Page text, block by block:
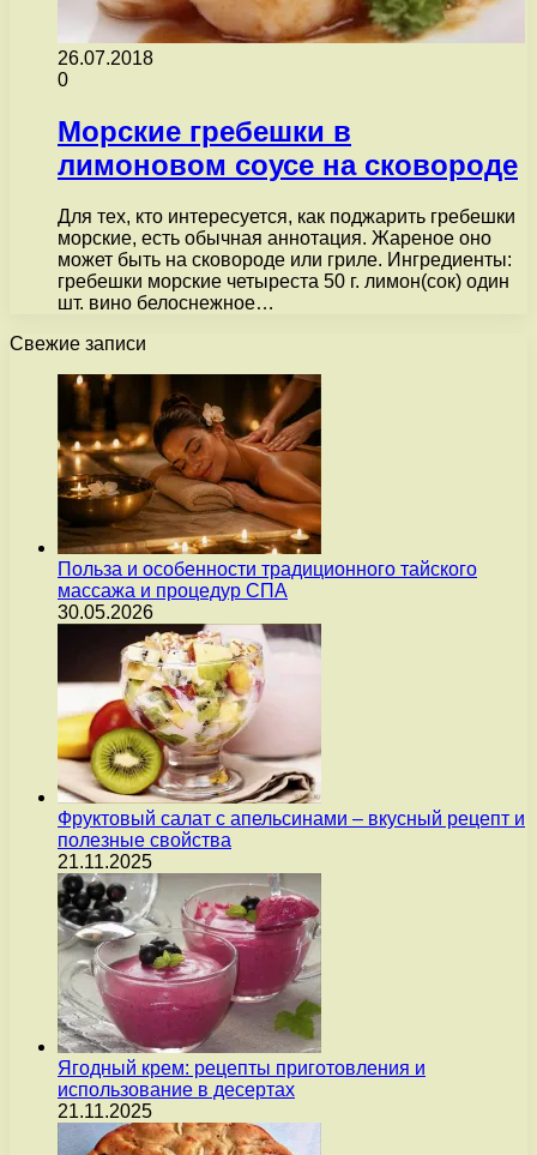
26.07.2018
0
Морские гребешки в
лимоновом соусе на сковороде
Для тех, кто интересуется, как поджарить гребешки
морские, есть обычная аннотация. Жареное оно
может быть на сковороде или гриле. Ингредиенты:
гребешки морские четыреста 50 г. лимон(сок) один
шт. вино белоснежное…
Свежие записи
Польза и особенности традиционного тайского
массажа и процедур СПА
30.05.2026
Фруктовый салат с апельсинами – вкусный рецепт и
полезные свойства
21.11.2025
Ягодный крем: рецепты приготовления и
использование в десертах
21.11.2025